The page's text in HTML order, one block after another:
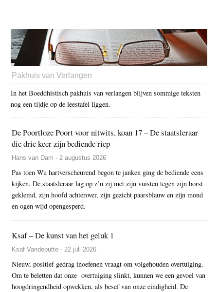
Pakhuis van Verlangen
In het Boeddhistisch pakhuis van verlangen blijven sommige teksten
nog een tijdje op de leestafel liggen.
De Poortloze Poort voor nitwits, koan 17 – De staatsleraar
die drie keer zijn bediende riep
Hans van Dam - 2 augustus 2026
Pas toen Wu hartverscheurend begon te janken ging de bediende eens
kijken. De staatsleraar lag op z’n zij met zijn vuisten tegen zijn borst
geklemd, zijn hoofd achterover, zijn gezicht paarsblauw en zijn mond
en ogen wijd opengesperd.
Ksaf – De kunst van het geluk 1
Ksaf Vandeputte - 22 juli 2026
Nieuw, positief gedrag inoefenen vraagt om volgehouden overtuiging.
Om te beletten dat onze overtuiging slinkt, kunnen we een gevoel van
hoogdringendheid opwekken, als besef van onze eindigheid. De